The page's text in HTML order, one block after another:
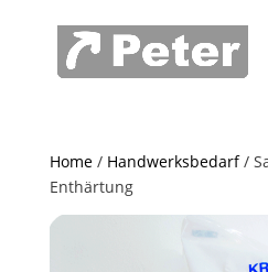
Home/ Handwerksbedarf/
Enthärtung